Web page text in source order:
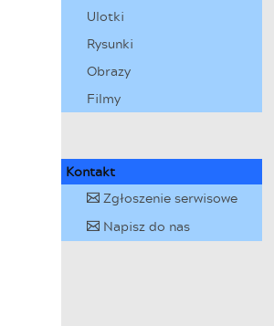
Ulotki
Rysunki
Obrazy
Filmy
Kontakt
✉ Zgłoszenie serwisowe
✉ Napisz do nas